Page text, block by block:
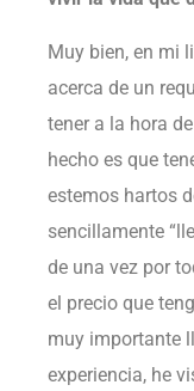
Muy bien, en mi
acerca de un
tener a la hora
hecho es que
estemos hartos
sencillamente
de una vez por
el precio que
muy importante
experiencia, he